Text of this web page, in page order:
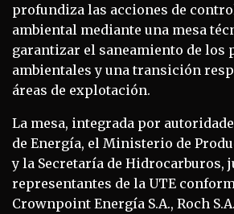
profundiza las acciones de
ambiental mediante una mesa
garantizar el saneamiento de los
ambientales y una transición
áreas de explotación.
La mesa, integrada por
de Energía, el Ministerio de
y la Secretaría de Hidrocarburos,
representantes de la UTE
Crownpoint Energía S.A., Roch